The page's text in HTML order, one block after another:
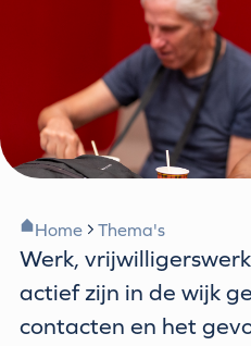
Home Thema's
Werk,
actief zijn in de wijk
contacten en het